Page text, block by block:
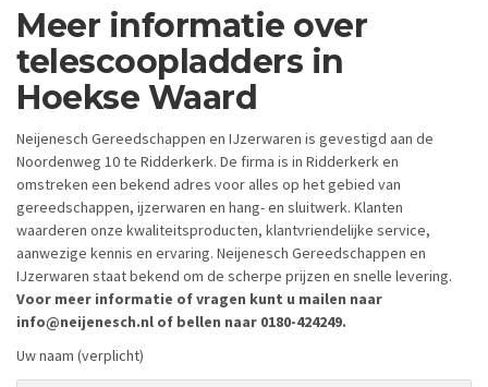
Meer informatie over
telescoopladders in
Hoekse Waard
Neijenesch Gereedschappen en IJzerwaren is gevestigd aan de
Noordenweg 10 te Ridderkerk. De firma is in Ridderkerk en
omstreken een bekend adres voor alles op het gebied van
gereedschappen, ijzerwaren en hang- en sluitwerk. Klanten
waarderen onze kwaliteitsproducten, klantvriendelijke service,
aanwezige kennis en ervaring. Neijenesch Gereedschappen en
IJzerwaren staat bekend om de scherpe prijzen en snelle levering.
Voor meer informatie of vragen kunt u mailen naar
info@neijenesch.nl of bellen naar 0180-424249.
Uw naam (verplicht)